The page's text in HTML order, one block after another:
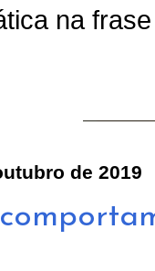
na
de 2019